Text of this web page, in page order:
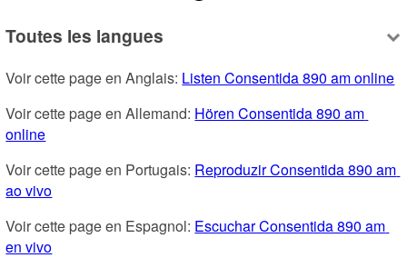
Toutes les langues
Voir cette page en Anglais: Listen Consentida 890 am online
Voir cette page en Allemand: Hören Consentida 890 am
online
Voir cette page en Portugais: Reproduzir Consentida 890 am
ao vivo
Voir cette page en Espagnol: Escuchar Consentida 890 am
en vivo